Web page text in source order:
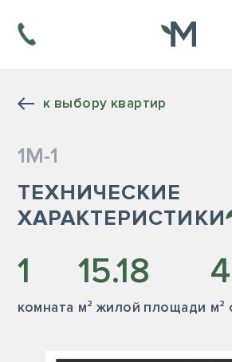
к выбору квартир
1М-1
ТЕХНИЧЕСКИЕ
ХАРАКТЕРИСТИКИ
1
комната
15.18
м² жилой площади м²